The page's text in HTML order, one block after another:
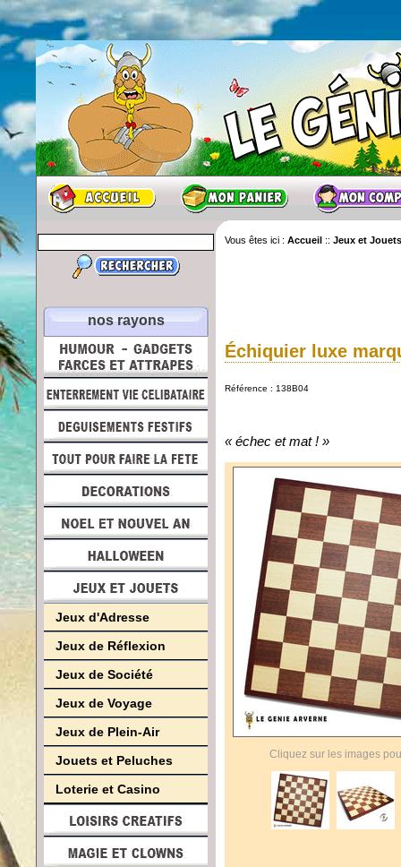
nos rayons
Jeux d'Adresse
Jeux de Réflexion
Jeux de Société
Jeux de Voyage
Jeux de Plein-Air
Jouets et Peluches
Loterie et Casino
Vous êtes ici : Accueil :: Jeux et Jouets
Échiquier luxe
Référence : 138B04
« échec et mat ! »
Cliquez sur les images